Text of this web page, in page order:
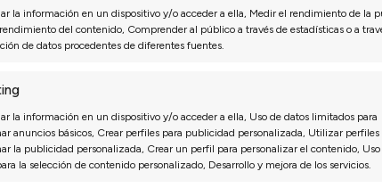
la información en un dispositivo y/o acceder a ella, Medir el rendimiento de la
del contenido, Comprender al público a través de estadísticas o a
de datos procedentes de diferentes fuentes.
la información en un dispositivo y/o acceder a ella, Uso de datos limitados para
anuncios básicos, Crear perfiles para publicidad personalizada, Utilizar perfiles
la publicidad personalizada, Crear un perfil para personalizar el contenido, Uso
la selección de contenido personalizado, Desarrollo y mejora de los servicios.